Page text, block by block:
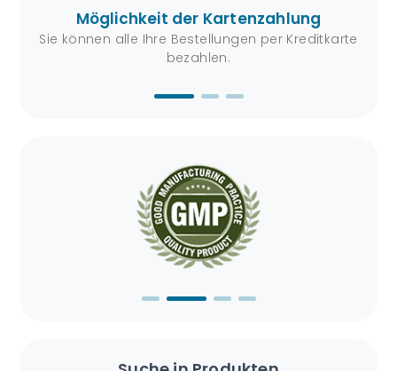
Möglichkeit der Kartenzahlung
Sie können alle Ihre Bestellungen per Kreditkarte
bezahlen.